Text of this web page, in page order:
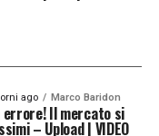
ago Marco Baridon
errore! Il mercato si
– Upload | VIDEO